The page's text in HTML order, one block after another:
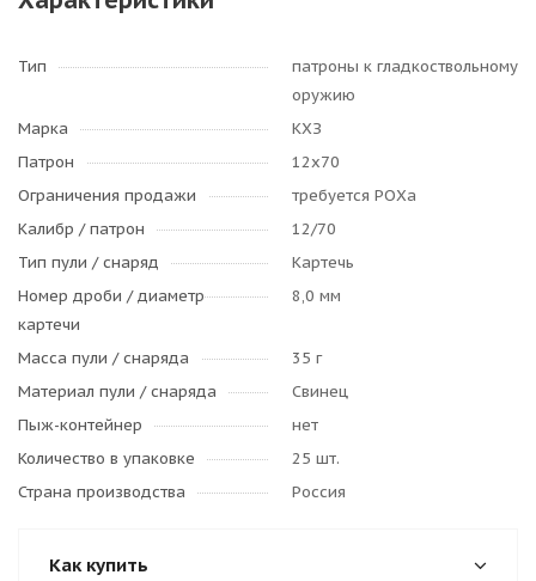
Тип
патроны к гладкоствольному
оружию
Марка
КХЗ
Патрон
12х70
Ограничения продажи
требуется РОХа
Калибр / патрон
12/70
Тип пули / cнаряд
Картечь
Номер дроби / диаметр
картечи
8,0 мм
Масса пули / снаряда
35 г
Материал пули / снаряда
Свинец
Пыж-контейнер
нет
Количество в упаковке
25 шт.
Страна производства
Россия
Как купить